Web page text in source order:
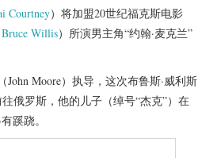
Courtney）将加盟20世纪福克斯电影
Bruce Willis）所演男主角“约翰·麦克兰”
John Moore）执导，这次布鲁斯·威利斯
往俄罗斯，他的儿子（绰号“杰克”）在
蹊跷。